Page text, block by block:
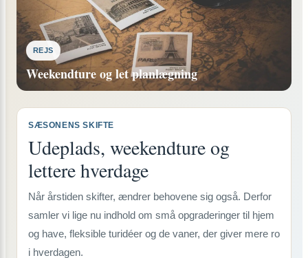
REJS
Weekendture og let planlægning
SÆSONENS SKIFTE
Udeplads, weekendture og
lettere hverdage
Når årstiden skifter, ændrer behovene sig også. Derfor
samler vi lige nu indhold om små opgraderinger til hjem
og have, fleksible turidéer og de vaner, der giver mere ro
i hverdagen.